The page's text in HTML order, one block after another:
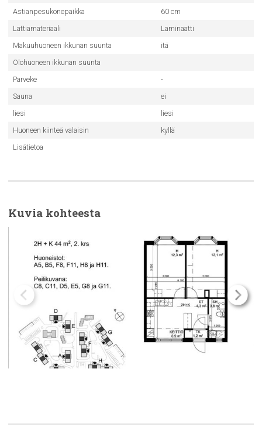
Astianpesukonepaikka
60 cm
Lattiamateriaali
Laminaatti
Makuuhuoneen ikkunan suunta
itä
Olohuoneen ikkunan suunta
Parveke
-
Sauna
ei
liesi
liesi
Huoneen kiinteä valaisin
kyllä
Lisätietoa
Kuvia kohteesta